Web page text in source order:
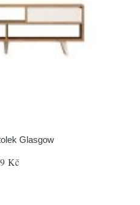
Glasgow
Kč